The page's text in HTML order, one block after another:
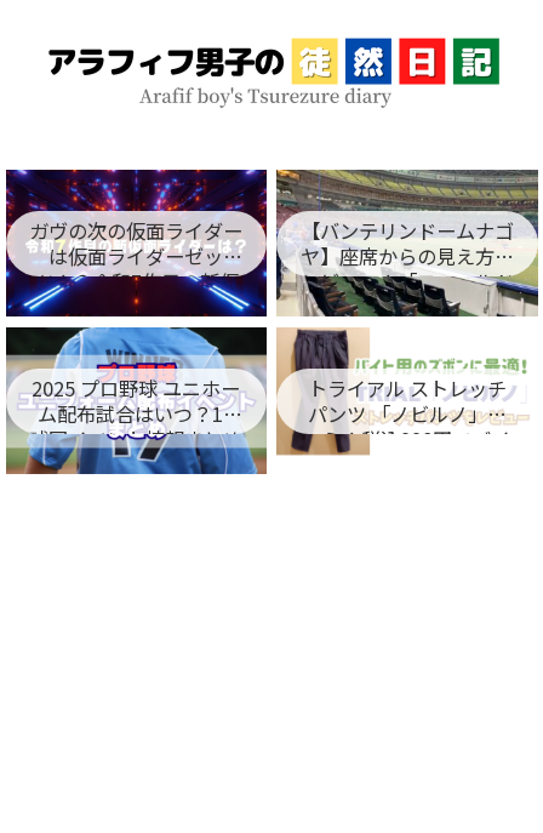
ガヴの次の仮面ライダー
は仮面ライダーゼッ
ツ！？令和7作目の新仮
面ライダー名が判明！
【バンテリンドームナゴ
ヤ】座席からの見え方を
レビュー！「フィールド
シート編」
2025 プロ野球 ユニホー
ム配布試合はいつ？12
球団イベント情報まとめ
トライアル ストレッチ
パンツ 「ノビルノ」口
コミ！税込998円でバイ
ト用のズボンに最適！